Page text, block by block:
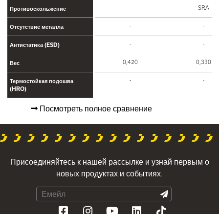
Противоскольжение SRA
Отсутствие металла - -
Антистатика (ESD) - -
Вес 0,420 0,330
Термостойкая подошва
(HRO)
- -
Посмотреть полное сравнение
Присоединяйтесь к нашей рассылке и узнай первым о
новых продуктах и событиях.